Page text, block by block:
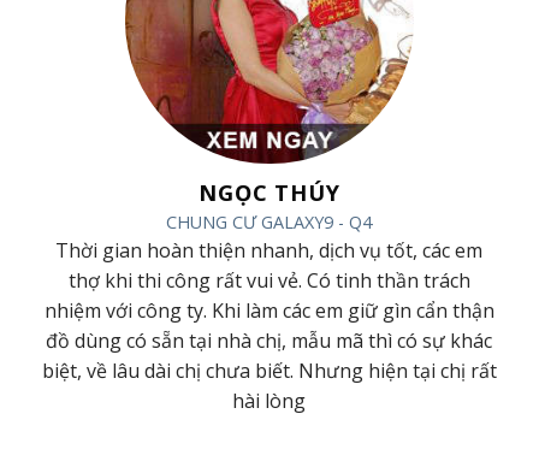
NGỌC THÚY
CHUNG CƯ GALAXY9 - Q4
Thời gian hoàn thiện nhanh, dịch vụ tốt, các em
thợ khi thi công rất vui vẻ. Có tinh thần trách
nhiệm với công ty. Khi làm các em giữ gìn cẩn thận
đồ dùng có sẵn tại nhà chị, mẫu mã thì có sự khác
biệt, về lâu dài chị chưa biết. Nhưng hiện tại chị rất
hài lòng